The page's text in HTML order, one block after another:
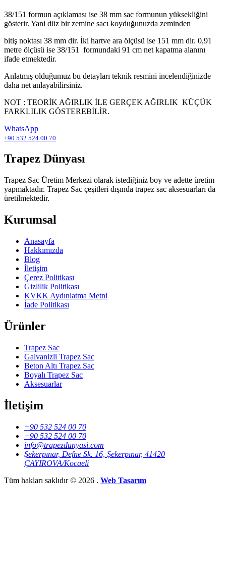
38/151 formun açıklaması ise 38 mm sac formunun yüksekliğini
gösterir. Yani düz bir zemine sacı koyduğunuzda zeminden
bitiş noktası 38 mm dir. İki hartve ara ölçüsü ise 151 mm dir. 0,91
metre ölçüsü ise 38/151 formundaki 91 cm net kapatma alanını
ifade etmektedir.
Anlatmış olduğumuz bu detayları teknik resmini incelendiğinizde
daha net anlayabilirsiniz.
NOT : TEORİK AĞIRLIK İLE GERÇEK AĞIRLIK KÜÇÜK
FARKLILIK GÖSTEREBİLİR.
WhatsApp
+90 532 524 00 70
Trapez Dünyası
Trapez Sac Üretim Merkezi olarak istediğiniz boy ve adette üretim
yapmaktadır. Trapez Sac çeşitleri dışında trapez sac aksesuarları da
üretilmektedir.
Kurumsal
Anasayfa
Hakkımızda
Blog
İletişim
Çerez Politikası
Gizlilik Politikası
KVKK Aydınlatma Metni
İade Politikası
Ürünler
Trapez Sac
Galvanizli Trapez Sac
Beton Altı Trapez Sac
Boyalı Trapez Sac
Aksesuarlar
İletişim
+90 532 524 00 70
+90 532 524 00 70
info@trapezdunyasi.com
Şekerpınar, Defne Sk. 16, Şekerpınar, 41420
ÇAYIROVA/Kocaeli
Tüm hakları saklıdır © 2026 . Web Tasarım